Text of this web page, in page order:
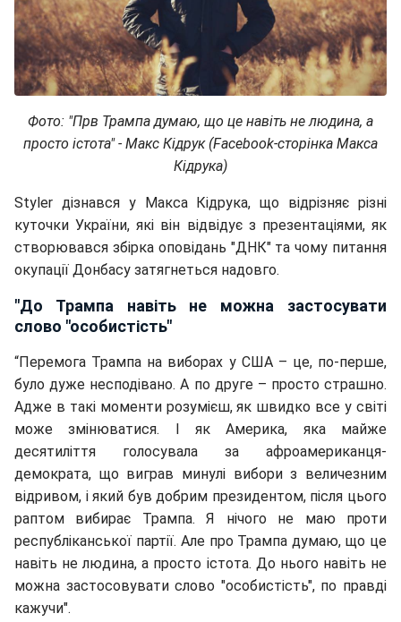
Фото: "Прв Трампа думаю, що це навіть не людина, а
просто істота" - Макс Кідрук (Facebook-сторінка Макса
Кідрука)
Styler дізнався у Макса Кідрука, що відрізняє різні
куточки України, які він відвідує з презентаціями, як
створювався збірка оповідань "ДНК" та чому питання
окупації Донбасу затягнеться надовго.
"До Трампа навіть не можна застосувати
слово "особистість"
“Перемога Трампа на виборах у США – це, по-перше,
було дуже несподівано. А по друге – просто страшно.
Адже в такі моменти розумієш, як швидко все у світі
може змінюватися. І як Америка, яка майже
десятиліття голосувала за афроамериканця-
демократа, що виграв минулі вибори з величезним
відривом, і який був добрим президентом, після цього
раптом вибирає Трампа. Я нічого не маю проти
республіканської партії. Але про Трампа думаю, що це
навіть не людина, а просто істота. До нього навіть не
можна застосовувати слово "особистість", по правді
кажучи".